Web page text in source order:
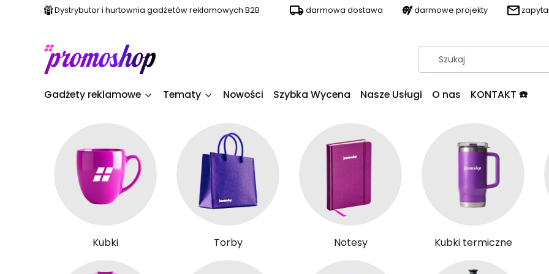
Dystrybutor i hurtownia gadżetów reklamowych B2B darmowa dostawa darmowe projekty
Gadżety reklamowe Tematy Nowości Szybka Wycena Nasze Usługi O nas KONTAKT ☎️
Kubki Torby Notesy Kubki termiczne